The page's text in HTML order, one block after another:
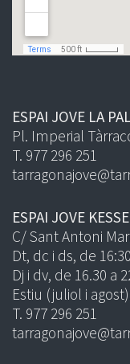
ESPAI JOVE LA
Pl. Imperial
T. 977 296 251
ESPAI JOVE KESSE
C/ Sant Antoni
Dt, dc i ds, de
Dj i dv, de 16.30 a
Estiu (juliol i
T. 977 296 251